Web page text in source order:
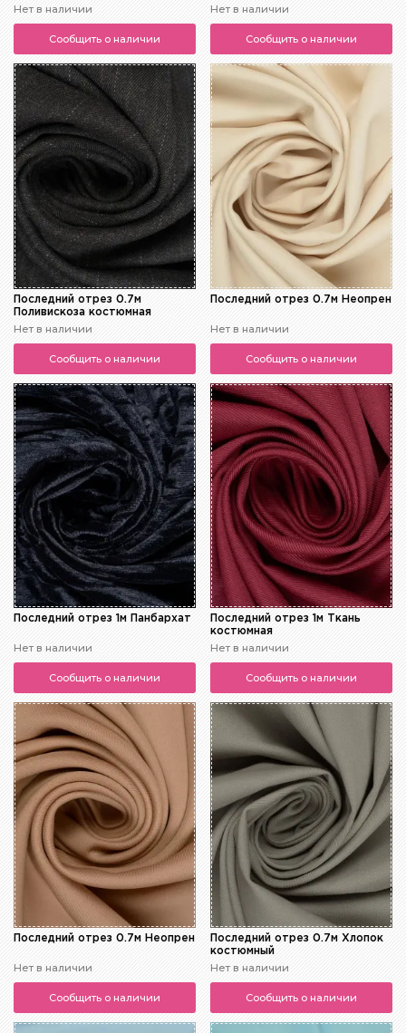
Нет в наличии
Сообщить о наличии
Нет в наличии
Сообщить о наличии
Последний отрез 0.7м
Поливискоза костюмная
Нет в наличии
Сообщить о наличии
Последний отрез 0.7м Неопрен
Нет в наличии
Сообщить о наличии
Последний отрез 1м Панбархат
Нет в наличии
Сообщить о наличии
Последний отрез 1м Ткань
костюмная
Нет в наличии
Сообщить о наличии
Последний отрез 0.7м Неопрен
Нет в наличии
Сообщить о наличии
Последний отрез 0.7м Хлопок
костюмный
Нет в наличии
Сообщить о наличии